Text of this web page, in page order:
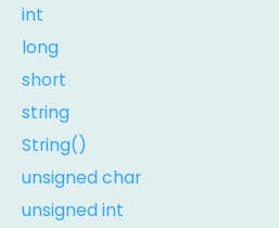
int
long
short
string
String()
unsigned char
unsigned int